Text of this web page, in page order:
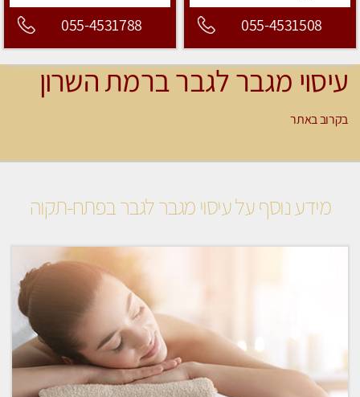
055-4531508
055-4531788
עיסוי מגבר לגבר ברמת השרון
בקרוב באתר
מידע נוסף על עיסוי מגבר לגבר בפתח-תקוה